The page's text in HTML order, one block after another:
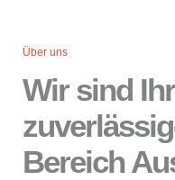
Über uns
Wir sind
Bereich